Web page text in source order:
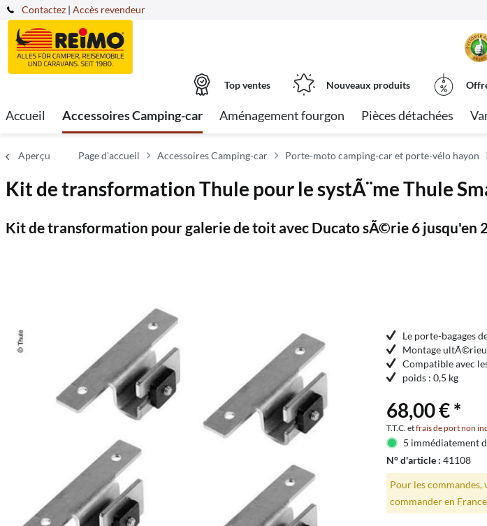
Contactez | Accès revendeur
Top ventes Nouveaux produits
Accueil Accessoires Camping-car Aménagement fourgon Pièces détachées
Aperçu Page d'accueil Accessoires Camping-car Porte-moto camping-car et porte-vélo hayon
Kit de transformation Thule pour le systÃ¨me Thule
Kit de transformation pour galerie de toit avec Ducato sÃ©rie 6 jusqu'en
Le porte-bagages
Montage
Compatible avec
poids : 0,5 kg
68,00 € *
T.T.C. etfrais de port non
5 immédiatement
N° d'article : 41108
Pour les commandes,
commander en